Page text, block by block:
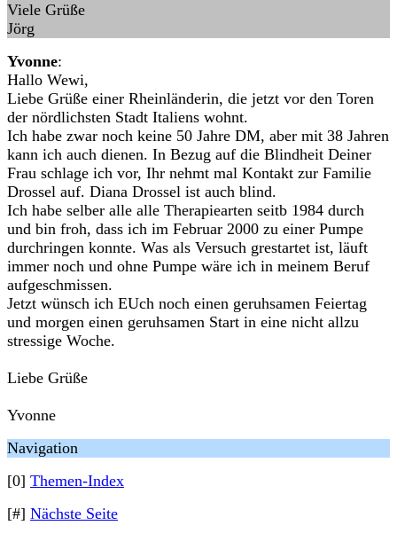
Viele Grüße
Jörg
Yvonne:
Hallo Wewi,
Liebe Grüße einer Rheinländerin, die jetzt vor den Toren
der nördlichsten Stadt Italiens wohnt.
Ich habe zwar noch keine 50 Jahre DM, aber mit 38 Jahren
kann ich auch dienen. In Bezug auf die Blindheit Deiner
Frau schlage ich vor, Ihr nehmt mal Kontakt zur Familie
Drossel auf. Diana Drossel ist auch blind.
Ich habe selber alle alle Therapiearten seitb 1984 durch
und bin froh, dass ich im Februar 2000 zu einer Pumpe
durchringen konnte. Was als Versuch grestartet ist, läuft
immer noch und ohne Pumpe wäre ich in meinem Beruf
aufgeschmissen.
Jetzt wünsch ich EUch noch einen geruhsamen Feiertag
und morgen einen geruhsamen Start in eine nicht allzu
stressige Woche.
Liebe Grüße
Yvonne
Navigation
[0] Themen-Index
[#] Nächste Seite